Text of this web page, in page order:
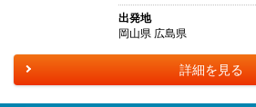
出発地
岡山県 広島県
詳細を見る